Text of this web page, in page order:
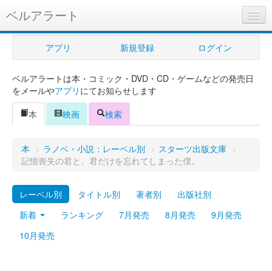
ベルアラート
ベルアラートとは
ヘルプ
新規登録
ログイン
購入管理
Myシェルフ
プレミアム
アプリ 新規登録 ログイン
ベルアラートは本・コミック・DVD・CD・ゲームなどの発売日
をメールやアプリ にてお知らせします
本
映画 検索
本 > ラノベ・小説：レーベル別 > スターツ出版文庫 >
記憶喪失の君と、君だけを忘れてしまった僕。
レーベル別 タイトル別 著者別
出版社別
新着
ランキング 7月発売 8月発売
9月発売
10月発売